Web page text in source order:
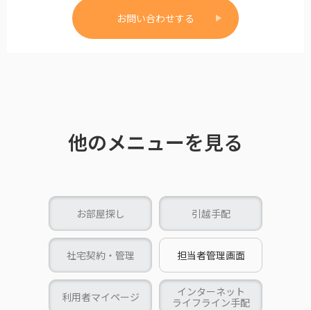
お問い合わせする
他のメニューを見る
お部屋探し 引越手配
社宅契約・管理 担当者管理画面
利用者マイページ
インターネット
ライフライン手配